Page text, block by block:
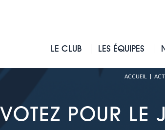
LE CLUB LES ÉQUIPES
ACCUEIL
VOTEZ POUR LE